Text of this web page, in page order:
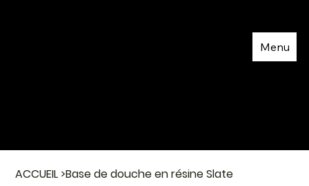
Menu
ACCUEIL >Base de douche en résine Slate